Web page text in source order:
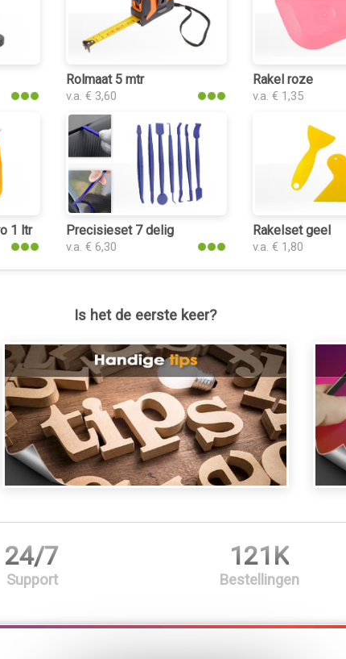
Rolmaat 5 mtr
v.a. € 3,60
Rakel roze
v.a. € 1,35
1 ltr Precisieset 7 delig
v.a. € 6,30
Rakelset geel
v.a. € 1,80
Is het de eerste keer?
24/7
Support
121K
Bestellingen